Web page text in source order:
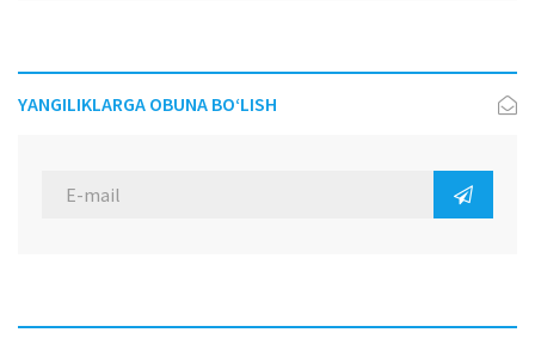
YANGILIKLARGA OBUNA BO‘LISH